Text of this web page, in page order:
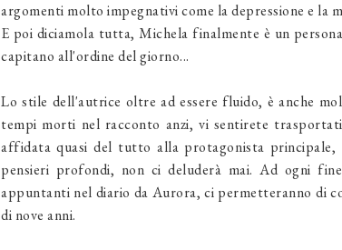
argomenti molto impegnativi come la depressione e la
E poi diciamola tutta, Michela finalmente è un
capitano all'ordine del giorno...
Lo stile dell'autrice oltre ad essere fluido, è anche
tempi morti nel racconto anzi, vi sentirete
affidata quasi del tutto alla protagonista
pensieri profondi, non ci deluderà mai. Ad ogni
appuntanti nel diario da Aurora, ci permetteranno di
di nove anni.